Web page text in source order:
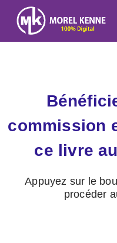
commission
ce livre
Appuyez sur le
procéder